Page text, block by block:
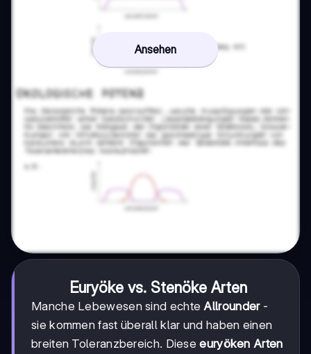
Ansehen
Euryöke vs. Stenöke Arten
Manche Lebewesen sind echte Allrounder-
sie kommen fast überall klar und haben einen
breiten Toleranzbereich. Dieseeuryöken Arten